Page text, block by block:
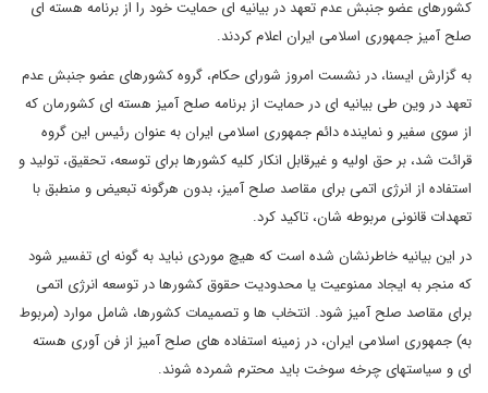
کشورهای عضو جنبش عدم تعهد در بیانیه ای حمایت خود را از برنامه هسته ای
صلح آمیز جمهوری اسلامی ایران اعلام کردند.
به گزارش ایسنا، در نشست امروز شورای حکام، گروه کشورهای عضو جنبش عدم
تعهد در وین طی بیانیه ای در حمایت از برنامه صلح آمیز هسته ای کشورمان که
از سوی سفیر و نماینده دائم جمهوری اسلامی ایران به عنوان رئیس این گروه
قرائت شد، بر حق اولیه و غیرقابل انکار کلیه کشورها برای توسعه، تحقیق، تولید و
استفاده از انرژی اتمی برای مقاصد صلح آمیز، بدون هرگونه تبعیض و منطبق با
تعهدات قانونی مربوطه شان، تاکید کرد.
در این بیانیه خاطرنشان شده است که هیچ موردی نباید به گونه ای تفسیر شود
که منجر به ایجاد ممنوعیت یا محدودیت حقوق کشورها در توسعه انرژی اتمی
برای مقاصد صلح آمیز شود. انتخاب ها و تصمیمات کشورها، شامل موارد (مربوط
به) جمهوری اسلامی ایران، در زمینه استفاده های صلح آمیز از فن آوری هسته
ای و سیاستهای چرخه سوخت باید محترم شمرده شوند.